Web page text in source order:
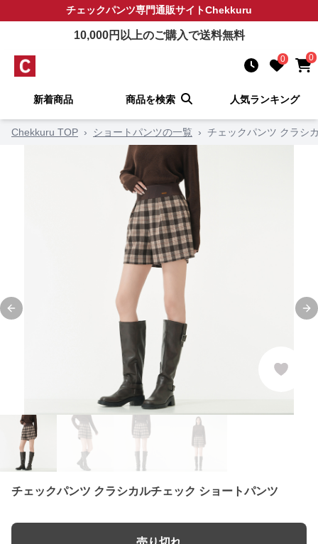
チェックパンツ専門通販サイトChekkuru
10,000円以上のご購入で送料無料
0 0
新着商品 商品を検索 人気ランキング
Chekkuru TOP › ショートパンツの一覧 › チェックパンツ クラシ
Previous slide
チェックパンツ クラシカルチェック ショートパンツ